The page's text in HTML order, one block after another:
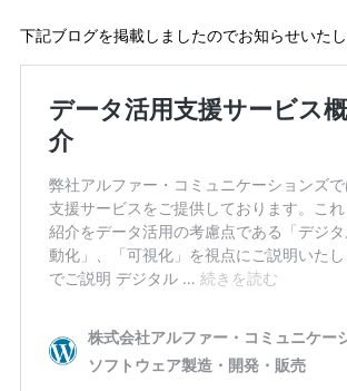
下記ブログを掲載しましたのでお知らせいたし